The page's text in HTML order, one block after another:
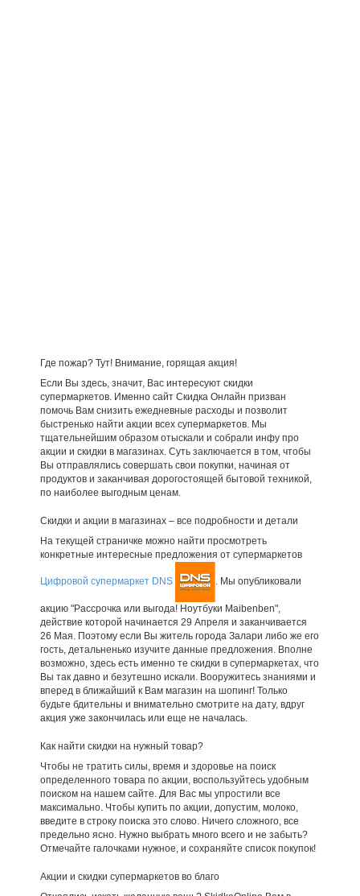
Где пожар? Тут! Внимание, горящая акция!
Если Вы здесь, значит, Вас интересуют скидки
супермаркетов. Именно сайт Скидка Онлайн призван
помочь Вам снизить ежедневные расходы и позволит
быстренько найти акции всех супермаркетов. Мы
тщательнейшим образом отыскали и собрали инфу про
акции и скидки в магазинах. Суть заключается в том, чтобы
Вы отправлялись совершать свои покупки, начиная от
продуктов и заканчивая дорогостоящей бытовой техникой,
по наиболее выгодным ценам.
Скидки и акции в магазинах – все подробности и детали
На текущей страничке можно найти просмотреть
конкретные интересные предложения от супермаркетов
Цифровой супермаркет DNS . Мы опубликовали
акцию "Рассрочка или выгода! Ноутбуки Maibenben",
действие которой начинается 29 Апреля и заканчивается
26 Мая. Поэтому если Вы житель города Залари либо же его
гость, детальненько изучите данные предложения. Вполне
возможно, здесь есть именно те скидки в супермаркетах, что
Вы так давно и безутешно искали. Вооружитесь знаниями и
вперед в ближайший к Вам магазин на шопинг! Только
будьте бдительны и внимательно смотрите на дату, вдруг
акция уже закончилась или еще не началась.
Как найти скидки на нужный товар?
Чтобы не тратить силы, время и здоровье на поиск
определенного товара по акции, воспользуйтесь удобным
поиском на нашем сайте. Для Вас мы упростили все
максимально. Чтобы купить по акции, допустим, молоко,
введите в строку поиска это слово. Ничего сложного, все
предельно ясно. Нужно выбрать много всего и не забыть?
Отмечайте галочками нужное, и сохраняйте список покупок!
Акции и скидки супермаркетов во благо